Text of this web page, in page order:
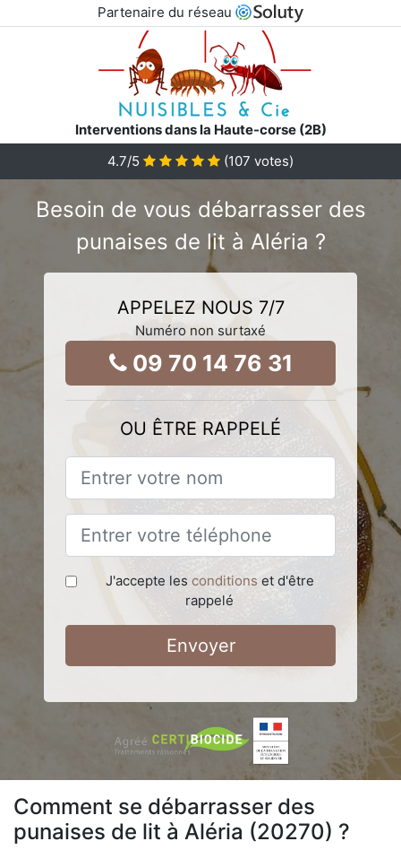
Partenaire du réseau
Interventions dans la Haute-corse (2B)
4.7/5 (107 votes)
Besoin de vous débarrasser des
punaises de lit à Aléria ?
APPELEZ NOUS 7/7
Numéro non surtaxé
09 70 14 76 31
OU ÊTRE RAPPELÉ
J'accepte les conditions et d'être
rappelé
Envoyer
Comment se débarrasser des
punaises de lit à Aléria (20270) ?